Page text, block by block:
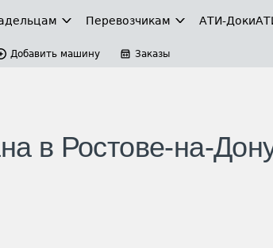
Перевозчикам АТИ-Доки
Добавить машину Заказы
в Ростове-на-